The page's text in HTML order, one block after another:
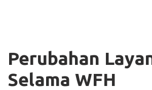
Perubahan
Selama WFH